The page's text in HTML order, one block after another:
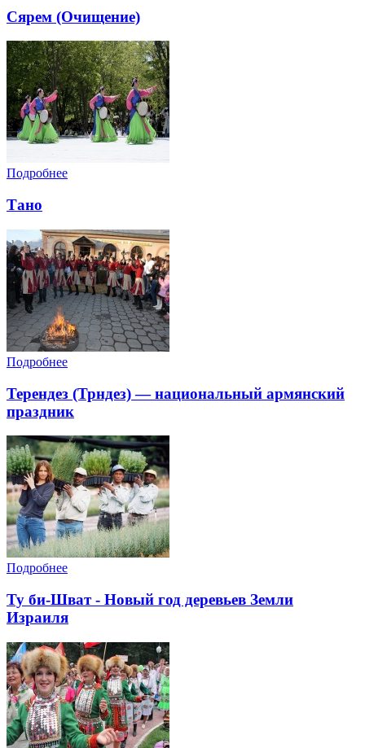
Сярем (Очищение)
Подробнее
Тано
Подробнее
Терендез (Трндез) — национальный армянский
праздник
Подробнее
Ту би-Шват - Новый год деревьев Земли
Израиля